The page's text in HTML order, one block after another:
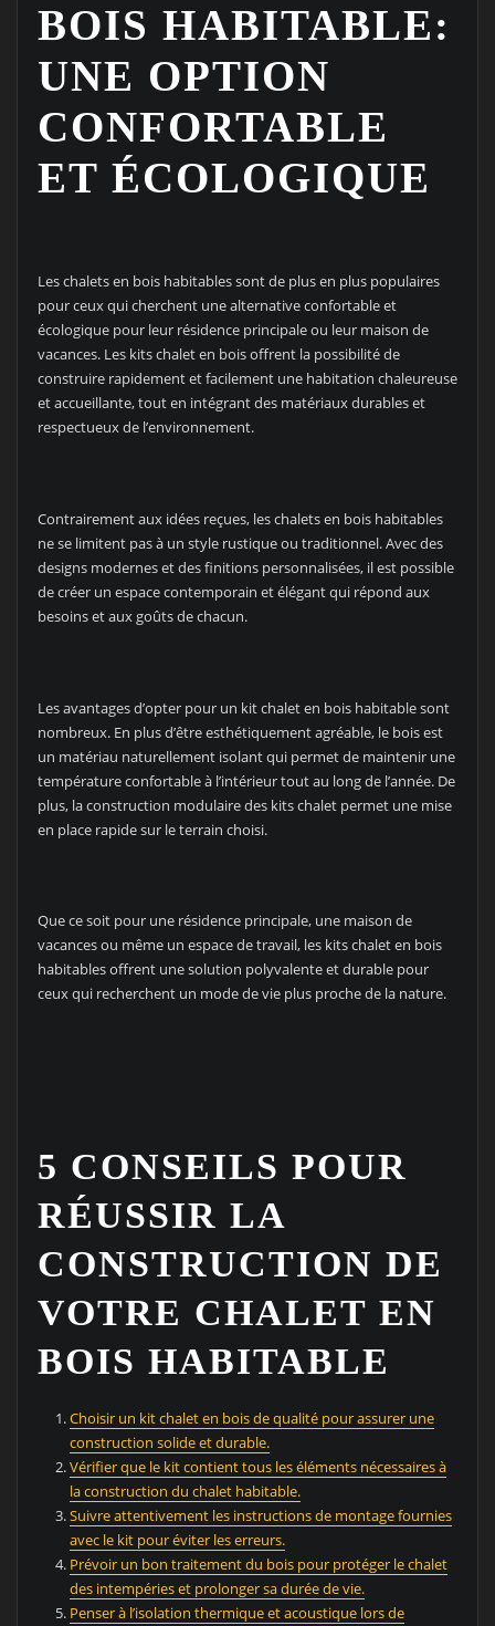
BOIS HABITABLE:
UNE OPTION
CONFORTABLE
ET ÉCOLOGIQUE
Les chalets en bois habitables sont de plus en plus populaires
pour ceux qui cherchent une alternative confortable et
écologique pour leur résidence principale ou leur maison de
vacances. Les kits chalet en bois offrent la possibilité de
construire rapidement et facilement une habitation chaleureuse
et accueillante, tout en intégrant des matériaux durables et
respectueux de l’environnement.
Contrairement aux idées reçues, les chalets en bois habitables
ne se limitent pas à un style rustique ou traditionnel. Avec des
designs modernes et des finitions personnalisées, il est possible
de créer un espace contemporain et élégant qui répond aux
besoins et aux goûts de chacun.
Les avantages d’opter pour un kit chalet en bois habitable sont
nombreux. En plus d’être esthétiquement agréable, le bois est
un matériau naturellement isolant qui permet de maintenir une
température confortable à l’intérieur tout au long de l’année. De
plus, la construction modulaire des kits chalet permet une mise
en place rapide sur le terrain choisi.
Que ce soit pour une résidence principale, une maison de
vacances ou même un espace de travail, les kits chalet en bois
habitables offrent une solution polyvalente et durable pour
ceux qui recherchent un mode de vie plus proche de la nature.
5 CONSEILS POUR
RÉUSSIR LA
CONSTRUCTION DE
VOTRE CHALET EN
BOIS HABITABLE
Choisir un kit chalet en bois de qualité pour assurer une
construction solide et durable.
Vérifier que le kit contient tous les éléments nécessaires à
la construction du chalet habitable.
Suivre attentivement les instructions de montage fournies
avec le kit pour éviter les erreurs.
Prévoir un bon traitement du bois pour protéger le chalet
des intempéries et prolonger sa durée de vie.
Penser à l’isolation thermique et acoustique lors de